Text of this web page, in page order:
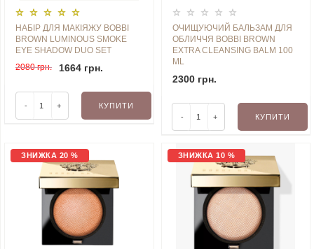
НАБІР ДЛЯ МАКІЯЖУ BOBBI
BROWN LUMINOUS SMOKE
EYE SHADOW DUO SET
2080 грн.
1664 грн.
- + КУПИТИ
ОЧИЩУЮЧИЙ БАЛЬЗАМ ДЛЯ
ОБЛИЧЧЯ BOBBI BROWN
EXTRA CLEANSING BALM 100
ML
2300 грн.
- + КУПИТИ
ЗНИЖКА 20 % ЗНИЖКА 10 %